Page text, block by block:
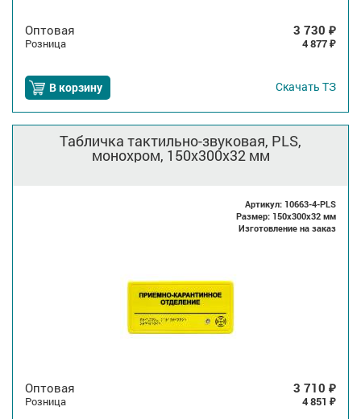
Оптовая 3 730 ₽
Розница 4 877 ₽
В корзину Скачать ТЗ
Табличка тактильно-звуковая, PLS,
монохром, 150x300x32 мм
Артикул: 10663-4-PLS
Размер: 150x300x32 мм
Изготовление на заказ
Оптовая 3 710 ₽
Розница 4 851 ₽